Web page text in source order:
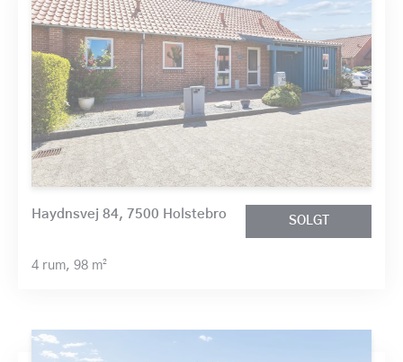
Haydnsvej 84, 7500 Holstebro SOLGT
4 rum, 98 m²